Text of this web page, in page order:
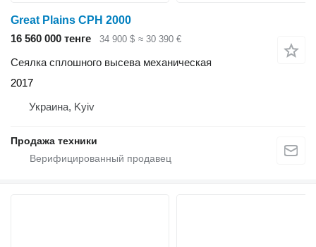
Great Plains CPH 2000
16 560 000 тенге
34 900 $ ≈ 30 390 €
Сеялка сплошного высева механическая
2017
Украина, Kyiv
Продажа техники